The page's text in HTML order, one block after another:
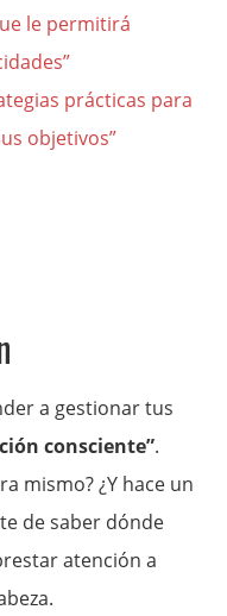
le permitirá
prácticas para
objetivos”
a gestionar tus
consciente”.
mismo? ¿Y hace un
de saber dónde
atención a